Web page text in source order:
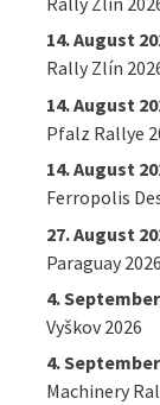
14. August
Rally Zlín
14. August
Pfalz Rallye
14. August
Ferropolis
27. August
Paraguay
4.
Vyškov 2026
4.
Machinery